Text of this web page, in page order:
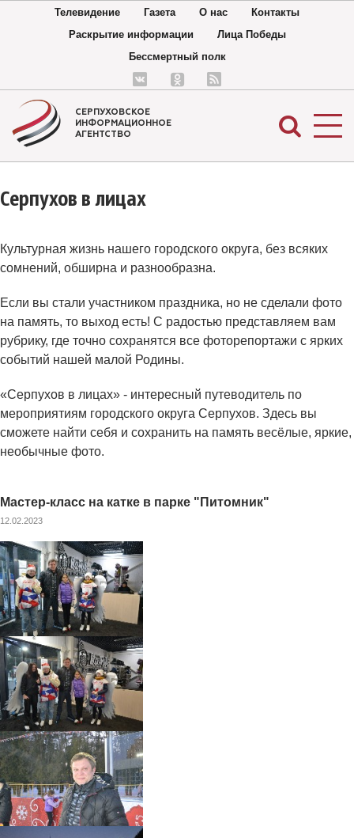
Телевидение Газета О нас
Контакты
Раскрытие информации
Лица Победы
Бессмертный полк
СЕРПУХОВСКОЕ
ИНФОРМАЦИОННОЕ
АГЕНТСТВО
Серпухов в лицах
Культурная жизнь нашего городского округа, без всяких
сомнений, обширна и разнообразна.
Если вы стали участником праздника, но не сделали фото
на память, то выход есть! С радостью представляем вам
рубрику, где точно сохранятся все фоторепортажи с ярких
событий нашей малой Родины.
«Серпухов в лицах» - интересный путеводитель по
мероприятиям городского округа Серпухов. Здесь вы
сможете найти себя и сохранить на память весёлые, яркие,
необычные фото.
Мастер-класс на катке в парке "Питомник"
12.02.2023